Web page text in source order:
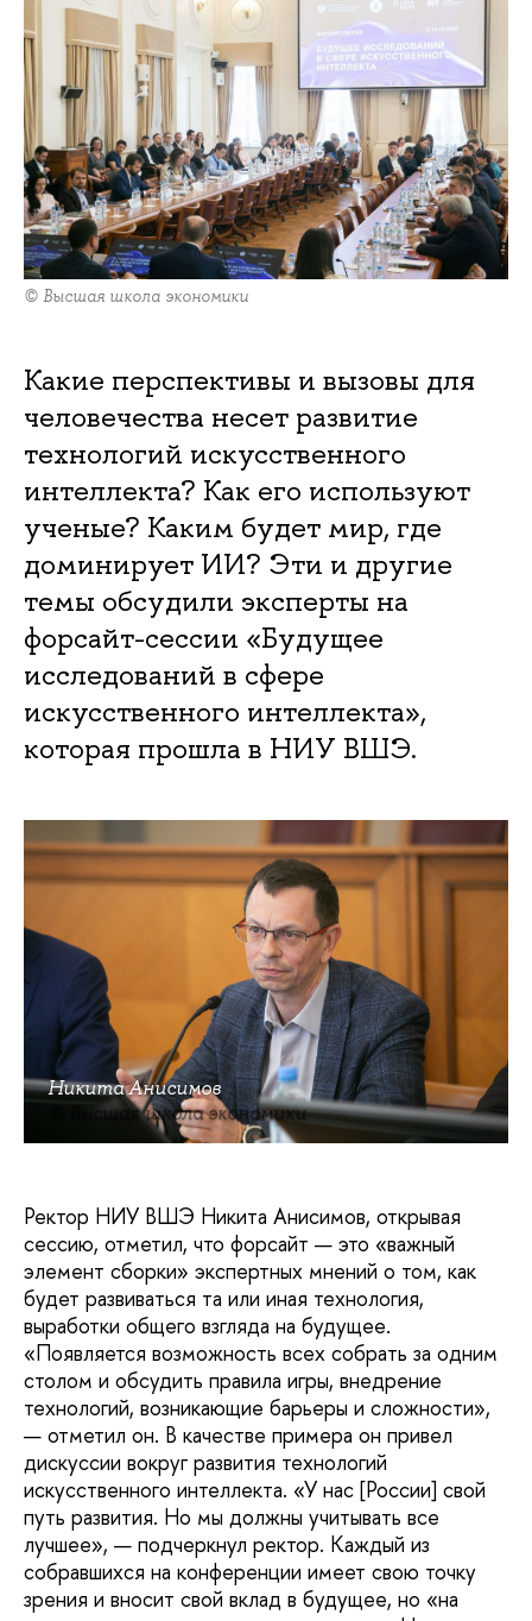
© Высшая школа экономики
Какие перспективы и вызовы для
человечества несет развитие
технологий искусственного
интеллекта? Как его используют
ученые? Каким будет мир, где
доминирует ИИ? Эти и другие
темы обсудили эксперты на
форсайт-сессии «Будущее
исследований в сфере
искусственного интеллекта»,
которая прошла в НИУ ВШЭ.
Никита Анисимов
© Высшая школа экономики
Ректор НИУ ВШЭ Никита Анисимов, открывая
сессию, отметил, что форсайт — это «важный
элемент сборки» экспертных мнений о том, как
будет развиваться та или иная технология,
выработки общего взгляда на будущее.
«Появляется возможность всех собрать за одним
столом и обсудить правила игры, внедрение
технологий, возникающие барьеры и сложности»,
— отметил он. В качестве примера он привел
дискуссии вокруг развития технологий
искусственного интеллекта. «У нас [России] свой
путь развития. Но мы должны учитывать все
лучшее», — подчеркнул ректор. Каждый из
собравшихся на конференции имеет свою точку
зрения и вносит свой вклад в будущее, но «на